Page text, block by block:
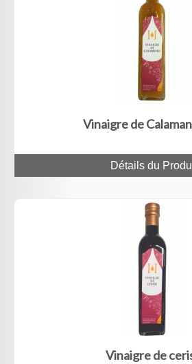
Vinaigre de
Détails du
Vinaigre de